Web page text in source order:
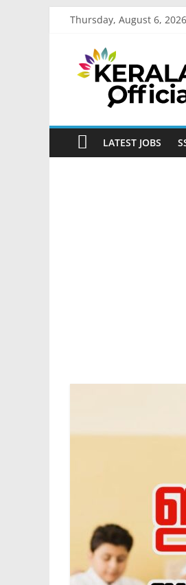
Thursday, August 6, 2026
Kerala
Official
Start
somethingLATEST JOBS